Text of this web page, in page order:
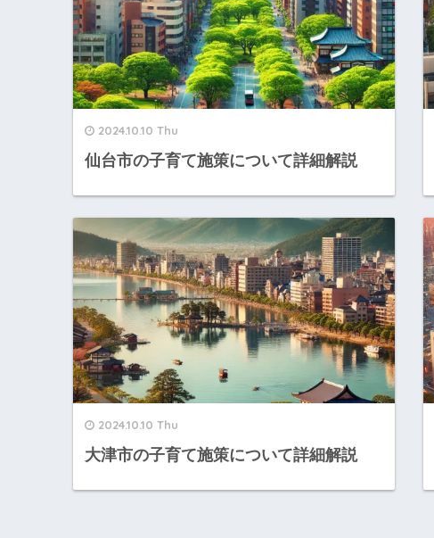
2024.10.10 Thu
仙台市の子育て施策について詳細解説
2024.10.10 Thu
大津市の子育て施策について詳細解説